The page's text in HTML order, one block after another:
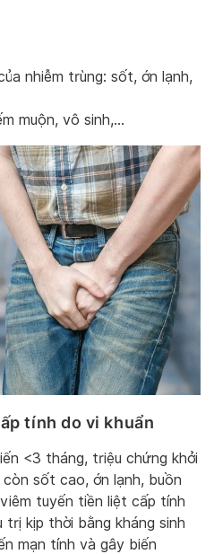
nhiễm trùng: sốt, ớn lạnh,
muộn, vô sinh,…
tính do vi khuẩn
<3 tháng, triệu chứng khởi
sốt cao, ớn lạnh, buồn
tuyến tiền liệt cấp tính
kịp thời bằng kháng sinh
mạn tính và gây biến